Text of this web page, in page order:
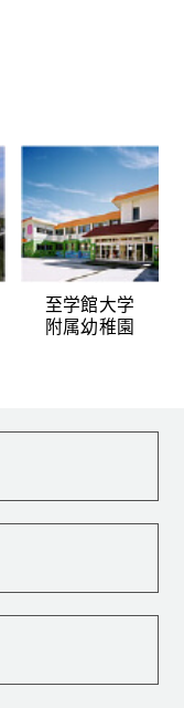
至学館大学
附属幼稚園